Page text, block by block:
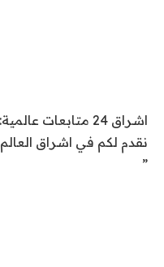
اشراق 24 متابعات عالمية:
نقدم لكم في اشراق العالم 24 خبر “أكثر
”